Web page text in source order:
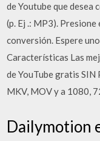
de Youtube que desea
(p. Ej .: MP3).
conversión. Espere
Características Las
de YouTube gratis
MKV, MOV y a 1080,
Dailymotion